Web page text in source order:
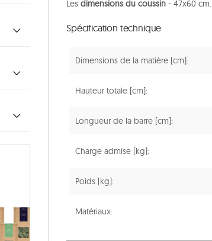
Les dimensions du coussin - 47x60 cm.
Spécification technique
Dimensions de la matière [cm]:
Hauteur totale [cm]:
Longueur de la barre [cm]:
Charge admise [kg]:
Poids [kg]:
Matériaux: